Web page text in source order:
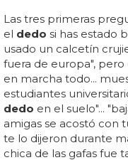
Las tres primeras
el dedo si has estado
usado un calcetín
fuera de europa",
en marcha todo...
estudiantes
dedo en el suelo"...
amigas se acostó con
te lo dijeron durante
chica de las gafas fue